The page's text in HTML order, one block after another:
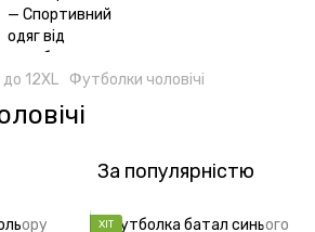
12XL Футболки чоловічі
За популярністю
ХІТ